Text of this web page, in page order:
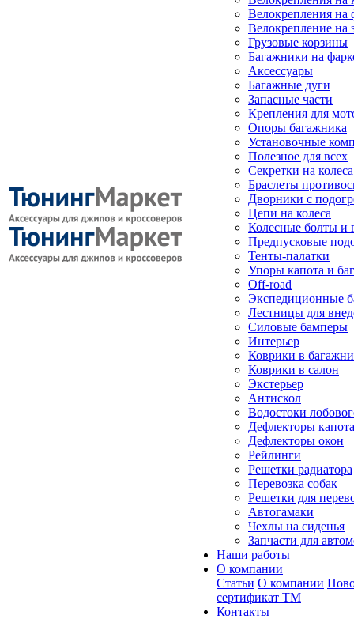
Велокрепления на
Велокрепление на
Грузовые корзины
Багажники на
Аксессуары
Багажные дуги
Запасные части
Крепления для
Опоры багажника
Установочные
Полезное для всех
Секретки на колеса
Браслеты
Дворники с
Цепи на колеса
Колесные болты и
Предпусковые
Тенты-палатки
Упоры капота и
Off-road
Экспедиционные
Лестницы для
Силовые бамперы
Интерьер
Коврики в
Коврики в салон
Экстерьер
Антискол
Водостоки
Дефлекторы капота
Дефлекторы окон
Рейлинги
Решетки радиатора
Перевозка собак
Решетки для
Автогамаки
Чехлы на сиденья
Запчасти для
Наши работы
О компании
Статьи О компании
сертификат ТМ
Контакты